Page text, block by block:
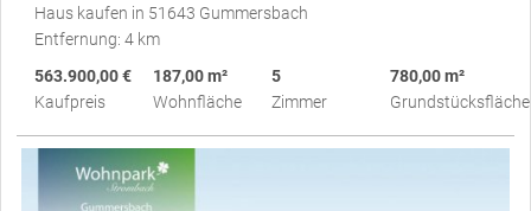
Haus kaufen in 51643 Gummersbach
Entfernung: 4 km
563.900,00 €
Kaufpreis
187,00 m²
Wohnfläche
5
Zimmer
780,00 m²
Grundstücksfläche